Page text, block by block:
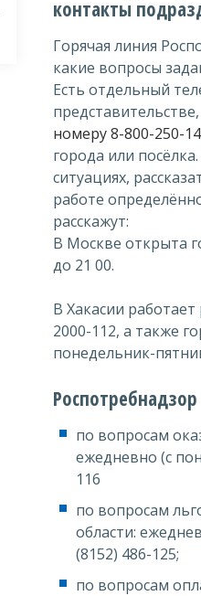
контакты
Горячая линия
какие вопросы
Есть отдельный
номеру 8-800-250-
города или
ситуациях,
работе
расскажут:
В Москве открыта
до 21 00.
В Хакасии
2000-112, а также
понедельник-
по вопросам
ежедневно (с
116
по вопросам
области:
(8152) 486-125;
по вопросам